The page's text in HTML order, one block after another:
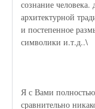
сознание
архитектурной
и постепенное
символики и.т.д..\
Я с Вами
сравнительно